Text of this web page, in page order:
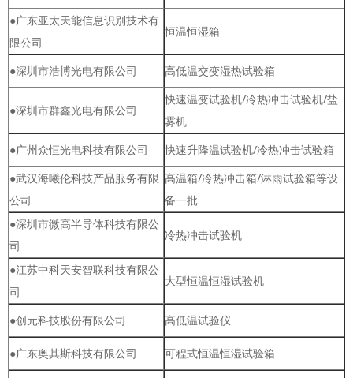
●广东亚太天能信息识别技术有
限公司
恒温恒湿箱
●深圳市浩博光电有限公司 高低温交变湿热试验箱
●深圳市群鑫光电有限公司
快速温变试验机/冷热冲击试验机/盐
雾机
●广州众恒光电科技有限公司
快速升降温试验机/冷热冲击试验箱
●武汉海曦伦科技产品服务有限
公司
高温箱/冷热冲击箱/淋雨试验箱等设
备一批
●深圳市微高半导体科技有限公
司
冷热冲击试验机
●江苏中科天安智联科技有限公
司
大型恒温恒湿试验机
●创元科技股份有限公司 高低温试验仪
●广东奥其斯科技有限公司 可程式恒温恒湿试验箱